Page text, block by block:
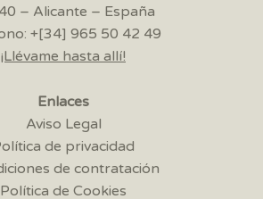
– Alicante – España
+[34] 965 50 42 49
¡Llévame hasta allí!
Enlaces
Aviso Legal
de privacidad
de contratación
Política de Cookies